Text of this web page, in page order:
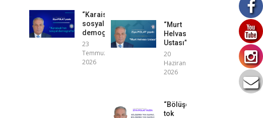
“Karaisalı’nın
sosyal
demografisi”
23
Temmuz
2026
“Murt
Helvası
Ustası”
20
Haziran
2026
“Bölüşerek
tok